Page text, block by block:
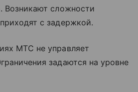
Возникают сложности
с задержкой.
МТС не управляет
задаются на уровне